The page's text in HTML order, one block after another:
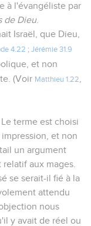
à l'évangéliste par
de Dieu.
Israël, que Dieu,
4.22 ; Jérémie 31.9
et non
(Voir Matthieu 1.22
terme est choisi
et non
un argument
aux mages.
se serait-il fié à la
attendu
nous
y avait de réel ou